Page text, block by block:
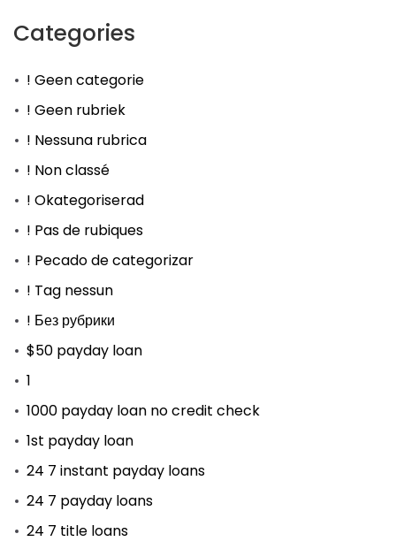
Categories
! Geen categorie
! Geen rubriek
! Nessuna rubrica
! Non classé
! Okategoriserad
! Pas de rubiques
! Pecado de categorizar
! Tag nessun
! Без рубрики
$50 payday loan
1
1000 payday loan no credit check
1st payday loan
24 7 instant payday loans
24 7 payday loans
24 7 title loans